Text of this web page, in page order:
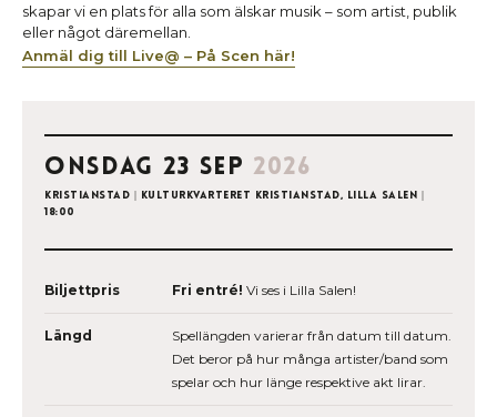
skapar vi en plats för alla som älskar musik – som artist, publik
eller något däremellan.
Anmäl dig till Live@ – På Scen här!
onsdag 23 sep 2026
Kristianstad | Kulturkvarteret Kristianstad, Lilla salen |
18:00
Biljettpris Fri entré! Vi ses i Lilla Salen!
Längd
Spellängden varierar från datum till datum.
Det beror på hur många artister/band som
spelar och hur länge respektive akt lirar.